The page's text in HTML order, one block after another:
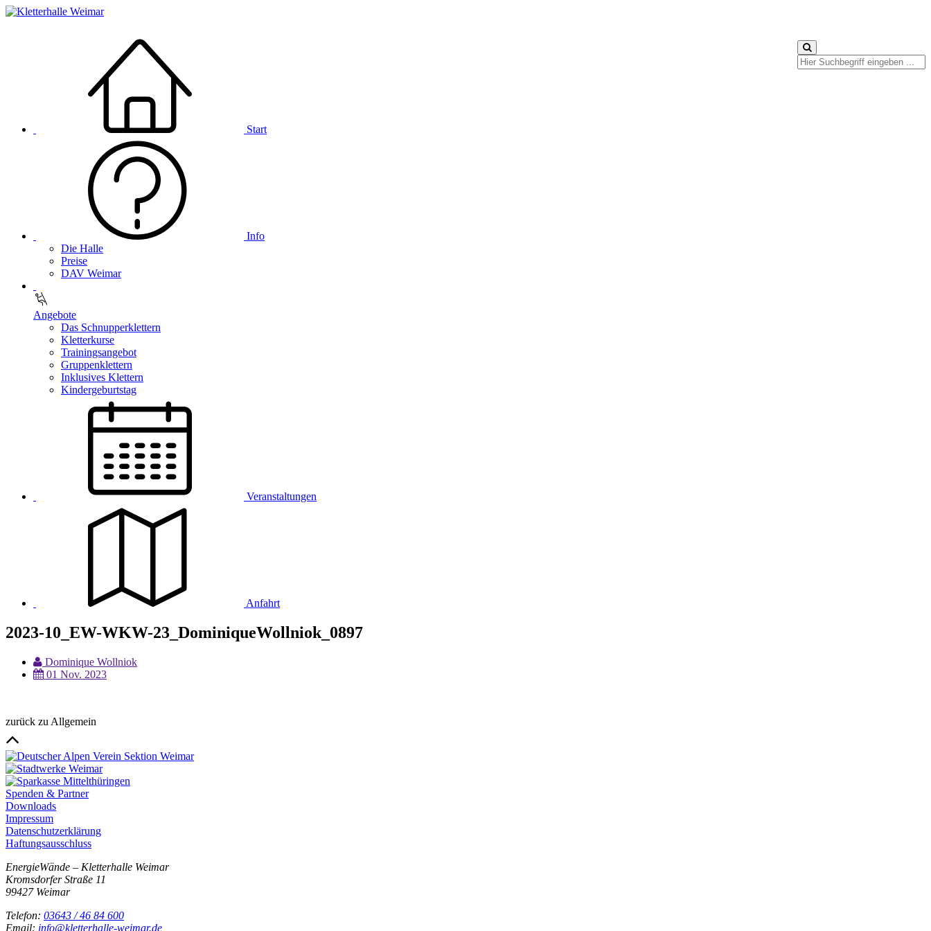
Start
Info
Die Halle
Preise
DAV Weimar
Angebote
Das Schnupperklettern
Kletterkurse
Trainingsangebot
Gruppenklettern
Inklusives Klettern
Kindergeburtstag
Veranstaltungen
Anfahrt
2023-10_EW-WKW-23_DominiqueWollniok_0897
Dominique Wollniok
01 Nov. 2023
zurück zu Allgemein
Spenden & Partner
Downloads
Impressum
Datenschutzerklärung
Haftungsausschluss
EnergieWände – Kletterhalle Weimar
Kromsdorfer Straße 11
99427 Weimar
Telefon: 03643 / 46 84 600
Email: info@kletterhalle-weimar.de